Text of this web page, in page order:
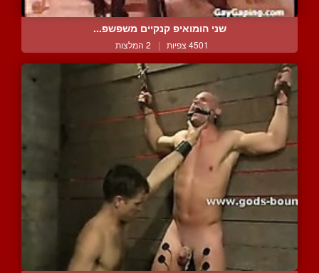
שני הומואיפ קנקיים משפשפ...
4501 צפיות | 2 המלצות